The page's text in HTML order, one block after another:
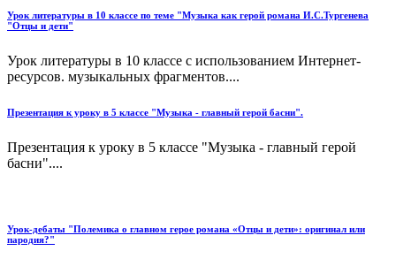
Урок литературы в 10 классе по теме "Музыка как герой романа И.С.Тургенева
"Отцы и дети"
Урок литературы в 10 классе с использованием Интернет-
ресурсов. музыкальных фрагментов....
Презентация к уроку в 5 классе "Музыка - главный герой басни".
Презентация к уроку в 5 классе "Музыка - главный герой
басни"....
Урок-дебаты "Полемика о главном герое романа «Отцы и дети»: оригинал или
пародия?"